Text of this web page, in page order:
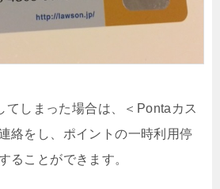
てしまった場合は、＜Pontaカス
絡をし、ポイントの一時利用停
ることができます。